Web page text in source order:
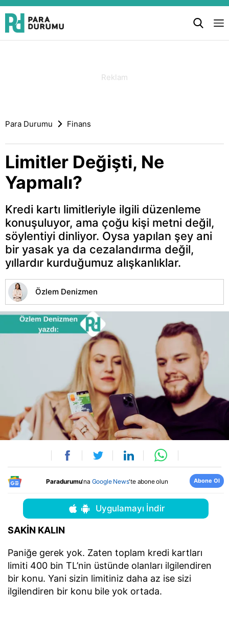
Para Durumu Finans
Limitler Değişti, Ne
Yapmalı?
Kredi kartı limitleriyle ilgili düzenleme
konuşuluyor, ama çoğu kişi metni değil,
söylentiyi dinliyor. Oysa yapılan şey ani
bir yasak ya da cezalandırma değil,
yıllardır kurduğumuz alışkanlıklar.
Özlem Denizmen
Paradurumu'na Google News'te abone olun Abone Ol
Uygulamayı İndir
SAKİN KALIN
Paniğe gerek yok. Zaten toplam kredi kartları
limiti 400 bin TL’nin üstünde olanları ilgilendiren
bir konu. Yani sizin limitiniz daha az ise sizi
ilgilendiren bir konu bile yok ortada.